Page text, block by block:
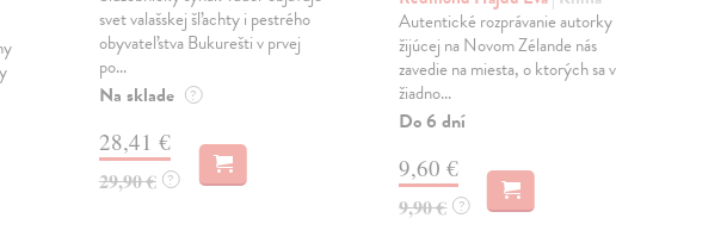
svet valašskej šľachty i pestrého
obyvateľstva Bukurešti v prvej
po...
Na sklade ?
28,41 €
29,90 € ?
Autentické rozprávanie autorky
žijúcej na Novom Zélande nás
zavedie na miesta, o ktorých sa v
žiadno...
Do 6 dní
9,60 €
9,90 € ?